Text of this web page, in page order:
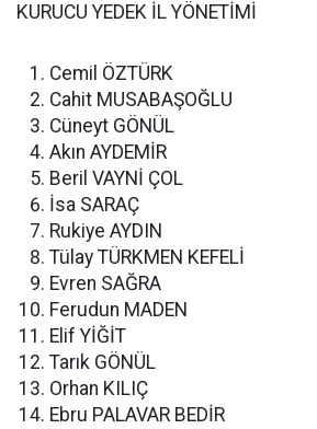
KURUCU YEDEK İL YÖNETİMİ
Cemil ÖZTÜRK
Cahit MUSABAŞOĞLU
Cüneyt GÖNÜL
Akın AYDEMİR
Beril VAYNİ ÇOL
İsa SARAÇ
Rukiye AYDIN
Tülay TÜRKMEN KEFELİ
Evren SAĞRA
Ferudun MADEN
Elif YİĞİT
Tarık GÖNÜL
Orhan KILIÇ
Ebru PALAVAR BEDİR